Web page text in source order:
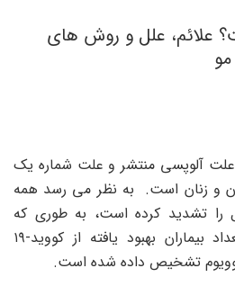
علائم، علل و روش های
علت آلوپسی منتشر و علت شماره یک
و زنان است. به نظر می رسد همه
این مشکل را تشدید کرده است، به طوری که
پزشکان شاهد افزایش تعداد بیماران بهبود یافته از کووید-۱۹
تشخیص داده شده است.